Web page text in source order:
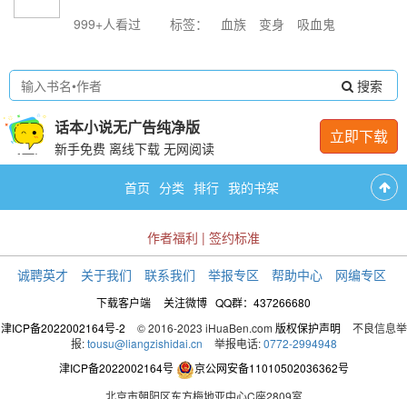
999+人看过 标签： 血族 变身 吸血鬼
搜索
话本小说无广告纯净版
新手免费 离线下载 无网阅读
立即下载
首页 分类 排行 我的书架
作者福利 | 签约标准
诚聘英才 关于我们 联系我们 举报专区 帮助中心 网编专区
下载客户端 关注微博 QQ群：437266680
津ICP备2022002164号-2
© 2016-2023 iHuaBen.com 版权保护声明
不良信息举
报: tousu@liangzishidai.cn 举报电话: 0772-2994948
津ICP备2022002164号
京公网安备11010502036362号
北京市朝阳区东方梅地亚中心C座2809室